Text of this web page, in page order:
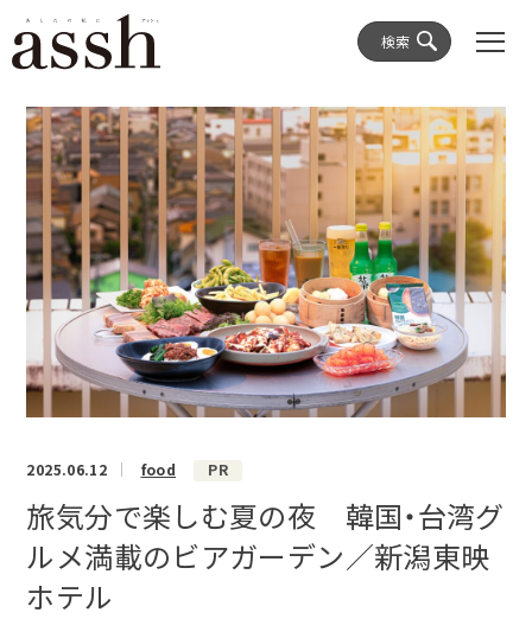
検索
2025.06.12 food PR
旅気分で楽しむ夏の夜 韓国・台湾グ
ルメ満載のビアガーデン／新潟東映
ホテル